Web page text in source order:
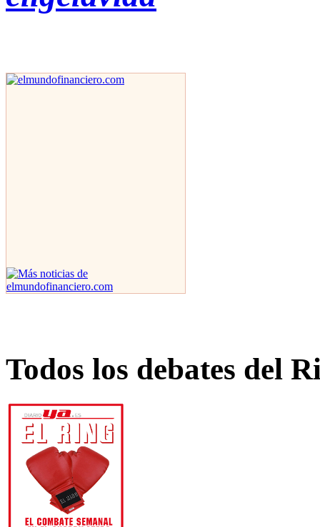
Todos los debates del